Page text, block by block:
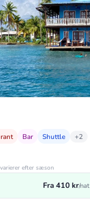
Bar Shuttle +2
efter sæson
Fra 410 kr/nat